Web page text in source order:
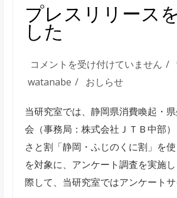
プレスリリース
した
プ
レ
リ
リ
ー
ス
を
コメントを受け付けていません
watanabe
おしらせ
当研究室では、静岡県消費喚起・
会（事務局：株式会社ＪＴＢ中部
さと割「静岡・ふじのくに割」を
を対象に、アンケート調査を実施
際して、当研究室ではアンケート